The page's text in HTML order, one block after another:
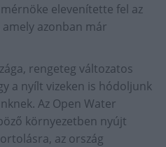
elevenítette fel az
azonban már
rengeteg változatos
a nyílt vizeken is hódoljunk
Az Open Water
környezetben nyújt
az ország